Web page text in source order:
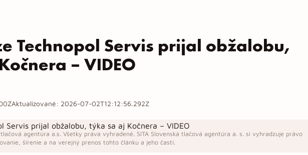
Technopol Servis prijal obžalobu,
– VIDEO
Aktualizované: 2026-07-02T12:12:56.292Z
agentúra a.s. Všetky práva vyhradené. SITA Slovenská tlačová agentúra a. s. si vyhradzuje právo
šírenie a na verejný prenos tohto článku a jeho častí.